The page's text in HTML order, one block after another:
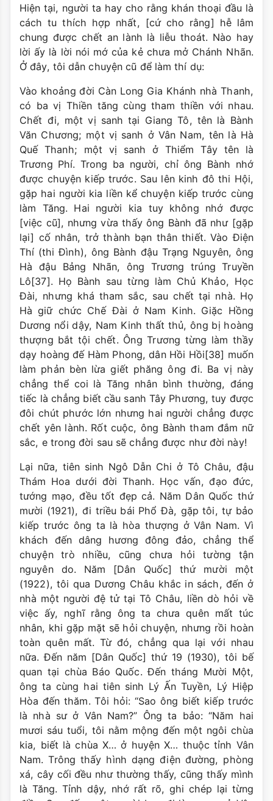
Hiện tại, người ta hay cho rằng khán thoại đầu là
cách tu thích hợp nhất, [cứ cho rằng] hễ lâm
chung được chết an lành là liễu thoát. Nào hay
lời ấy là lời nói mớ của kẻ chưa mở Chánh Nhãn.
Ở đây, tôi dẫn chuyện cũ để làm thí dụ:
Vào khoảng đời Càn Long Gia Khánh nhà Thanh,
có ba vị Thiền tăng cùng tham thiền với nhau.
Chết đi, một vị sanh tại Giang Tô, tên là Bành
Văn Chương; một vị sanh ở Vân Nam, tên là Hà
Quế Thanh; một vị sanh ở Thiểm Tây tên là
Trương Phí. Trong ba người, chỉ ông Bành nhớ
được chuyện kiếp trước. Sau lên kinh đô thi Hội,
gặp hai người kia liền kể chuyện kiếp trước cùng
làm Tăng. Hai người kia tuy không nhớ được
[việc cũ], nhưng vừa thấy ông Bành đã như [gặp
lại] cố nhân, trở thành bạn thân thiết. Vào Điện
Thí (thi Ðình), ông Bành đậu Trạng Nguyên, ông
Hà đậu Bảng Nhãn, ông Trương trúng Truyền
Lô[37]. Họ Bành sau từng làm Chủ Khảo, Học
Ðài, nhưng khá tham sắc, sau chết tại nhà. Họ
Hà giữ chức Chế Ðài ở Nam Kinh. Giặc Hồng
Dương nổi dậy, Nam Kinh thất thủ, ông bị hoàng
thượng bắt tội chết. Ông Trương từng làm thầy
dạy hoàng đế Hàm Phong, dân Hồi Hồi[38] muốn
làm phản bèn lừa giết phăng ông đi. Ba vị này
chẳng thể coi là Tăng nhân bình thường, đáng
tiếc là chẳng biết cầu sanh Tây Phương, tuy được
đôi chút phước lớn nhưng hai người chẳng được
chết yên lành. Rốt cuộc, ông Bành tham đắm nữ
sắc, e trong đời sau sẽ chẳng được như đời này!
Lại nữa, tiên sinh Ngô Dẫn Chi ở Tô Châu, đậu
Thám Hoa dưới đời Thanh. Học vấn, đạo đức,
tướng mạo, đều tốt đẹp cả. Năm Dân Quốc thứ
mười (1921), đi triều bái Phổ Ðà, gặp tôi, tự bảo
kiếp trước ông ta là hòa thượng ở Vân Nam. Vì
khách đến dâng hương đông đảo, chẳng thể
chuyện trò nhiều, cũng chưa hỏi tường tận
nguyên do. Năm [Dân Quốc] thứ mười một
(1922), tôi qua Dương Châu khắc in sách, đến ở
nhà một người đệ tử tại Tô Châu, liền dò hỏi về
việc ấy, nghĩ rằng ông ta chưa quên mất túc
nhân, khi gặp mặt sẽ hỏi chuyện, nhưng rồi hoàn
toàn quên mất. Từ đó, chẳng qua lại với nhau
nữa. Ðến năm [Dân Quốc] thứ 19 (1930), tôi bế
quan tại chùa Báo Quốc. Đến tháng Mười Một,
ông ta cùng hai tiên sinh Lý Ấn Tuyền, Lý Hiệp
Hòa đến thăm. Tôi hỏi: “Sao ông biết kiếp trước
là nhà sư ở Vân Nam?” Ông ta bảo: “Năm hai
mươi sáu tuổi, tôi nằm mộng đến một ngôi chùa
kia, biết là chùa X… ở huyện X… thuộc tỉnh Vân
Nam. Trông thấy hình dạng điện đường, phòng
xá, cây cối đều như thường thấy, cũng thấy mình
là Tăng. Tỉnh dậy, nhớ rất rõ, ghi chép lại từng